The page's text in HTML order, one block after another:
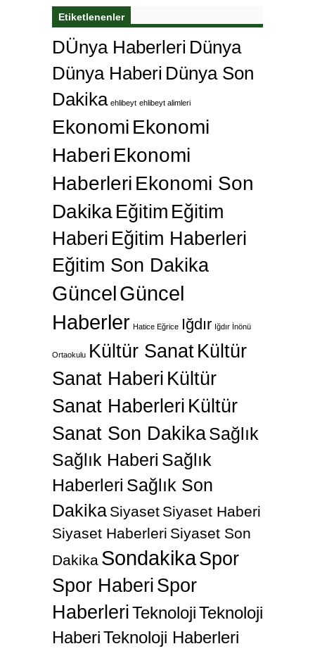
Etiketlenenler
DÜnya Haberleri Dünya
Dünya Haberi Dünya Son
Dakika ehlibeyt ehlibeyt alimleri
Ekonomi Ekonomi
Haberi Ekonomi
Haberleri Ekonomi Son
Dakika Eğitim Eğitim
Haberi Eğitim Haberleri
Eğitim Son Dakika
GüncelGüncel
Haberler Hatice Eğrice Iğdır Iğdır İnönü
Ortaokulu Kültür SanatKültür
Sanat Haberi Kültür
Sanat Haberleri Kültür
Sanat Son DakikaSağlık
Sağlık Haberi Sağlık
Haberleri Sağlık Son
Dakika Siyaset Siyaset Haberi
Siyaset Haberleri Siyaset Son
Dakika SondakikaSpor
Spor Haberi Spor
HaberleriTeknolojiTeknoloji
HaberiTeknoloji Haberleri